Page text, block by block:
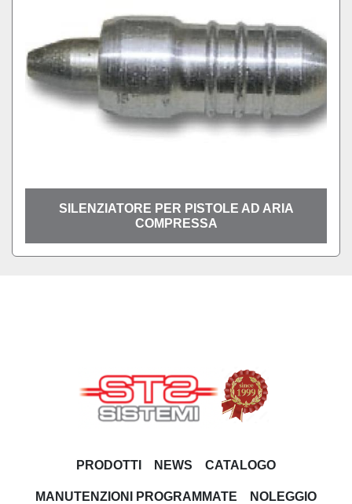
SILENZIATORE PER PISTOLE AD ARIA
COMPRESSA
PRODOTTI NEWS CATALOGO
MANUTENZIONI PROGRAMMATE NOLEGGIO